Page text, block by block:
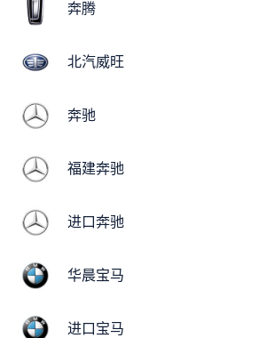
奔腾
北汽威旺
奔驰
福建奔驰
进口奔驰
华晨宝马
进口宝马